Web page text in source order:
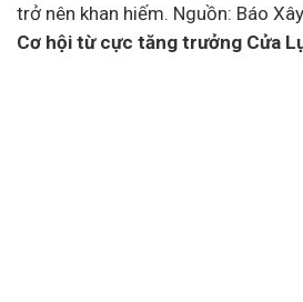
trở nên khan hiếm. Nguồn: Báo
Cơ hội từ cực tăng trưởng Cửa